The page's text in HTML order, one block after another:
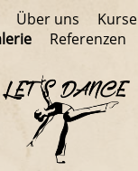
Über uns
Kurse
Referenzen